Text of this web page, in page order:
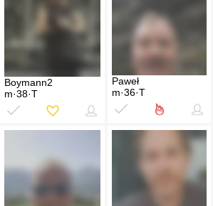
Boymann2
m·38·T
Paweł
m·36·T